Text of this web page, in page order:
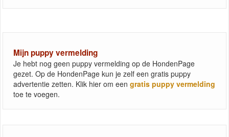
Mijn puppy vermelding
Je hebt nog geen puppy vermelding op de HondenPage
gezet. Op de HondenPage kun je zelf een gratis puppy
advertentie zetten. Klik hier om een gratis puppy vermelding
toe te voegen.